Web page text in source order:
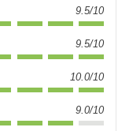
9.5/10
9.5/10
10.0/10
9.0/10